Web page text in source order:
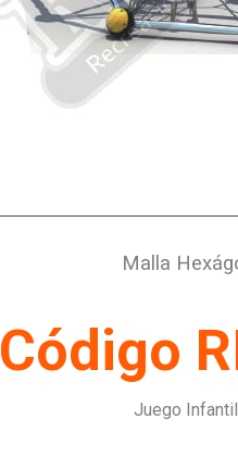
Malla
Código
Juego